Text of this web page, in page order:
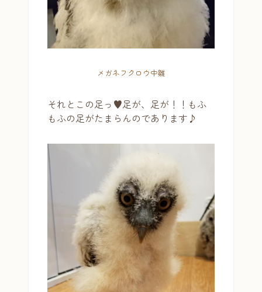
メガネフクロウ中雛
それとこの足っ♥足が、足が！！もふ
もふの足がたまらんのであります♪